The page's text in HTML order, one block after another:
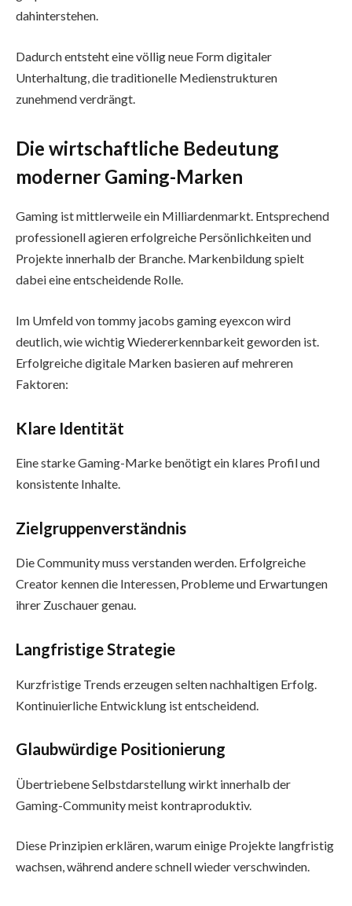
dahinterstehen.
Dadurch entsteht eine völlig neue Form digitaler
Unterhaltung, die traditionelle Medienstrukturen
zunehmend verdrängt.
Die wirtschaftliche Bedeutung
moderner Gaming-Marken
Gaming ist mittlerweile ein Milliardenmarkt. Entsprechend
professionell agieren erfolgreiche Persönlichkeiten und
Projekte innerhalb der Branche. Markenbildung spielt
dabei eine entscheidende Rolle.
Im Umfeld von tommy jacobs gaming eyexcon wird
deutlich, wie wichtig Wiedererkennbarkeit geworden ist.
Erfolgreiche digitale Marken basieren auf mehreren
Faktoren:
Klare Identität
Eine starke Gaming-Marke benötigt ein klares Profil und
konsistente Inhalte.
Zielgruppenverständnis
Die Community muss verstanden werden. Erfolgreiche
Creator kennen die Interessen, Probleme und Erwartungen
ihrer Zuschauer genau.
Langfristige Strategie
Kurzfristige Trends erzeugen selten nachhaltigen Erfolg.
Kontinuierliche Entwicklung ist entscheidend.
Glaubwürdige Positionierung
Übertriebene Selbstdarstellung wirkt innerhalb der
Gaming-Community meist kontraproduktiv.
Diese Prinzipien erklären, warum einige Projekte langfristig
wachsen, während andere schnell wieder verschwinden.